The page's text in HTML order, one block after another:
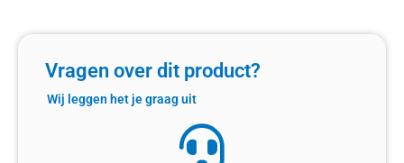
Vragen over dit product?
Wij leggen het je graag uit